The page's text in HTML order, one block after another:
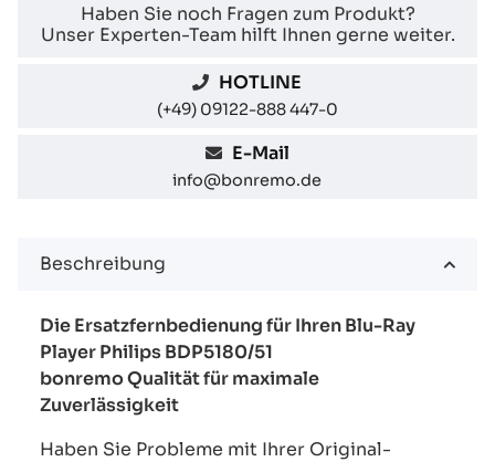
Haben Sie noch Fragen zum Produkt?
Unser Experten-Team hilft Ihnen gerne weiter.
HOTLINE
(+49) 09122-888 447-0
E-Mail
info@bonremo.de
Beschreibung
Die Ersatzfernbedienung für Ihren Blu-Ray
Player Philips BDP5180/51
bonremo Qualität für maximale
Zuverlässigkeit
Haben Sie Probleme mit Ihrer Original-